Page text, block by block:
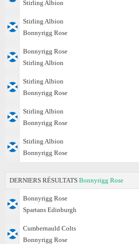
Stirling Albion
Stirling Albion
Bonnyrigg Rose
Bonnyrigg Rose
Stirling Albion
Stirling Albion
Bonnyrigg Rose
Stirling Albion
Bonnyrigg Rose
Stirling Albion
Bonnyrigg Rose
DERNIERS RÉSULTATS Bonnyrigg Rose
Bonnyrigg Rose
Spartans Edinburgh
Cumbernauld Colts
Bonnyrigg Rose